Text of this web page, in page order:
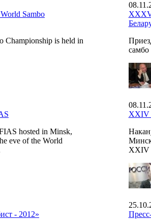
Sambo
Championship is held in
hosted in Minsk,
eve of the World
XXIV
XXIV
- 2012»